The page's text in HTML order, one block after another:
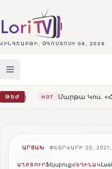
ՀԻՆԳՇԱԲԹԻ, ՕԳՈՍՏՈՍԻ 06, 2026
ԹԵԺ
Մարթա Կոս. «Հայաստանն ու
ԱՐՑԱԽ ՓԵՏՐՎԱՐԻ 20, 2021,
ԱՂԲՅՈՒՐՖեյսբուքՀԵՂԻՆԱԿ